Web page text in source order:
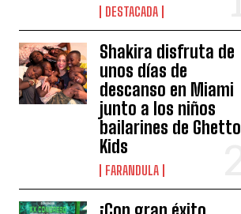
DESTACADA
Shakira disfruta de
unos días de
descanso en Miami
junto a los niños
bailarines de Ghetto
Kids
FARANDULA